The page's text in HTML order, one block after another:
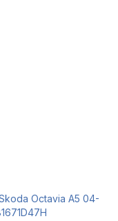
Octavia A5 04-